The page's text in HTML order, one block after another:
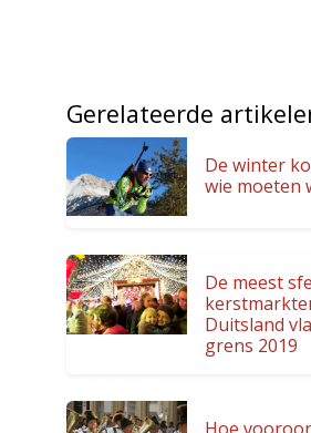
Gerelateerde
De winter
wie moeten
De meest
Duitsland
grens 2019
Hoe